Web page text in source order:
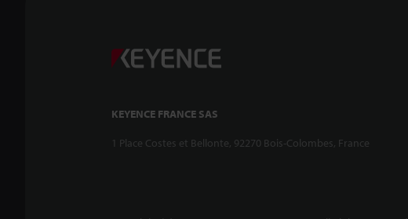
KEYENCE FRANCE SAS
1 Place Costes et Bellonte, 92270 Bois-Colombes, France